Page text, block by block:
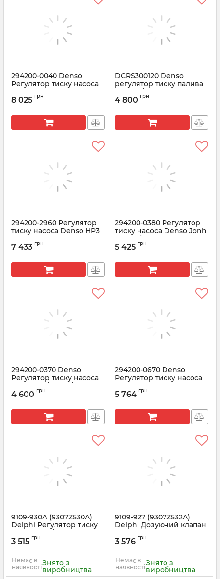
294200-0040 Denso
Регулятор тиску насоса
Артикул:
8 025 грн
DCRS300120 Denso
регулятор тиску палива
MAZDA/NISSAN (294009-
0120) (RFY2 13 SM0)
Артикул: DCRS300120
4 800 грн
294200-2960 Регулятор
тиску насоса Denso HP3
ГАЗЕЛЬ
Артикул: 294200-2960
7 433 грн
294200-0380 Регулятор
тиску насоса Denso Jonh
Deere / Isuzu
Артикул:
5 425 грн
294200-0370 Denso
Регулятор тиску насоса
HP3 HINO/ISUZU/KUBOTA
Артикул: 294200-0370
4 600 грн
294200-0670 Denso
Регулятор тиску насоса
(8981305080,8981818310)
Артикул: 294200-0670
5 764 грн
9109-930A (9307Z530A)
Delphi Регулятор тиску
палива KIA/MERCEDES
2.9
Артикул: 9109-930A
3 515 грн
Немає в
наявностіЗнято з
виробництва
9109-927 (9307Z532A)
Delphi Дозуючий клапан
CITROEN/JCB/PEUGEOT
Артикул: 9109-927
3 576 грн
Немає в
наявностіЗнято з
виробництва